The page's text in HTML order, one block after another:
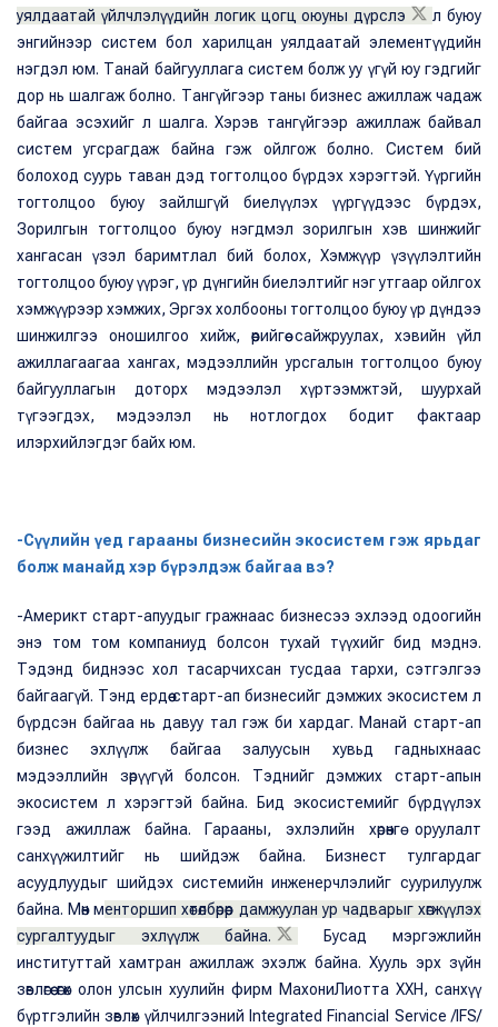
уялдаатай үйлчлэлүүдийн логик цогц оюуны дүрслэ
л буюу
энгийнээр систем бол харилцан уялдаатай элементүүдийн
нэгдэл юм. Танай байгууллага систем болж уу үгүй юу гэдгийг
дор нь шалгаж болно. Тангүйгээр таны бизнес ажиллаж чадаж
байгаа эсэхийг л шалга. Хэрэв тангүйгээр ажиллаж байвал
систем угсрагдаж байна гэж ойлгож болно. Систем бий
болоход суурь таван дэд тогтолцоо бүрдэх хэрэгтэй. Үүргийн
тогтолцоо буюу зайлшгүй биелүүлэх үүргүүдээс бүрдэх,
Зорилгын тогтолцоо буюу нэгдмэл зорилгын хэв шинжийг
хангасан үзэл баримтлал бий болох, Хэмжүүр үзүүлэлтийн
тогтолцоо буюу үүрэг, үр дүнгийн биелэлтийг нэг утгаар ойлгох
хэмжүүрээр хэмжих, Эргэх холбооны тогтолцоо буюу үр дүндээ
шинжилгээ оношилгоо хийж, өөрийгөө сайжруулах, хэвийн үйл
ажиллагаагаа хангах, мэдээллийн урсгалын тогтолцоо буюу
байгууллагын доторх мэдээлэл хүртээмжтэй, шуурхай
түгээгдэх, мэдээлэл нь нотлогдох бодит фактаар
илэрхийлэгдэг байх юм.
-Сүүлийн үед гарааны бизнесийн экосистем гэж ярьдаг
болж манайд хэр бүрэлдэж байгаа вэ?
-Америкт старт-апуудыг гражнаас бизнесээ эхлээд одоогийн
энэ том том компаниуд болсон тухай түүхийг бид мэднэ.
Тэдэнд биднээс хол тасарчихсан тусдаа тархи, сэтгэлгээ
байгаагүй. Тэнд ердөө старт-ап бизнесийг дэмжих экосистем л
бүрдсэн байгаа нь давуу тал гэж би хардаг. Манай старт-ап
бизнес эхлүүлж байгаа залуусын хувьд гадныхнаас
мэдээллийн зөрүүгүй болсон. Тэднийг дэмжих старт-апын
экосистем л хэрэгтэй байна. Бид экосистемийг бүрдүүлэх
гээд ажиллаж байна. Гарааны, эхлэлийн хөрөнгө оруулалт
санхүүжилтийг нь шийдэж байна. Бизнест тулгардаг
асуудлуудыг шийдэх системийн инженерчлэлийг суурилуулж
байна. Мөн менторшип хөтөлбөрөөр дамжуулан ур чадварыг хөгжүүлэх
сургалтуудыг эхлүүлж байна.
Бусад мэргэжлийн
институттай хамтран ажиллаж эхэлж байна. Хууль эрх зүйн
зөвлөгөө өгөх олон улсын хуулийн фирм МахониЛиотта ХХН, санхүү
бүртгэлийн зөвлөх үйлчилгээний Integrated Financial Service /IFS/